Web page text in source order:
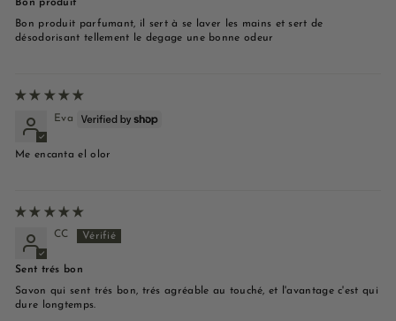
Bon produit
Bon produit parfumant, il sert à se laver les mains et sert de
désodorisant tellement le degage une bonne odeur
Eva
Me encanta el olor
CC
Sent trés bon
Savon qui sent trés bon, trés agréable au touché, et l'avantage c'est qui
dure longtemps.